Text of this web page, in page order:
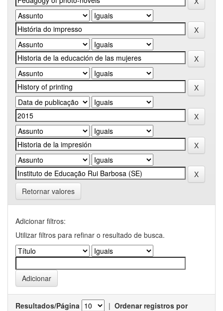
Retornar valores
Adicionar filtros:
Utilizar filtros para refinar o resultado de busca.
Resultados/Página | Ordenar registros por